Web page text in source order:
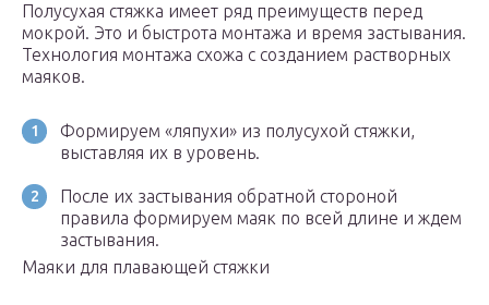
Полусухая стяжка имеет ряд преимуществ перед
мокрой. Это и быстрота монтажа и время застывания.
Технология монтажа схожа с созданием растворных
маяков.
Формируем «ляпухи» из полусухой стяжки,
выставляя их в уровень.
После их застывания обратной стороной
правила формируем маяк по всей длине и ждем
застывания.
Маяки для плавающей стяжки